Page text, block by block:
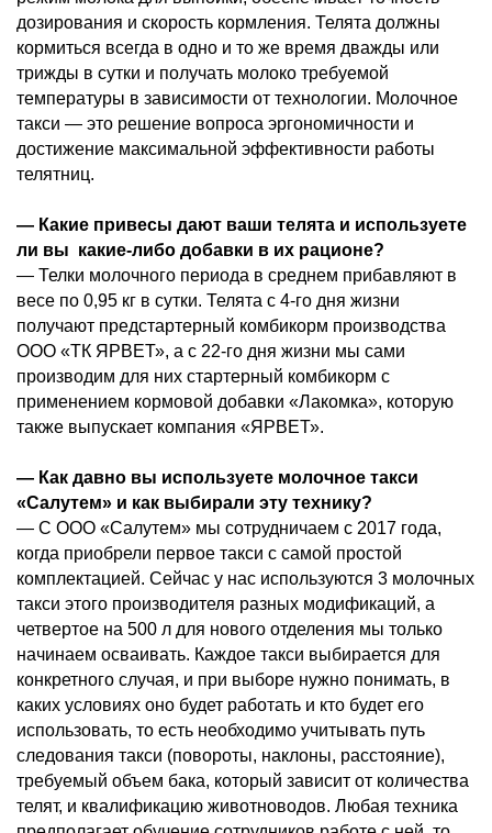
дозирования и скорость кормления. Телята должны
кормиться всегда в одно и то же время дважды или
трижды в сутки и получать молоко требуемой
температуры в зависимости от технологии. Молочное
такси — это решение вопроса эргономичности и
достижение максимальной эффективности работы
телятниц.
— Какие привесы дают ваши телята и используете
ли вы какие-либо добавки в их рационе?
— Телки молочного периода в среднем прибавляют в
весе по 0,95 кг в сутки. Телята с 4-го дня жизни
получают предстартерный комбикорм производства
ООО «ТК ЯРВЕТ», а с 22-го дня жизни мы сами
производим для них стартерный комбикорм с
применением кормовой добавки «Лакомка», которую
также выпускает компания «ЯРВЕТ».
— Как давно вы используете молочное такси
«Салутем» и как выбирали эту технику?
— С ООО «Салутем» мы сотрудничаем с 2017 года,
когда приобрели первое такси с самой простой
комплектацией. Сейчас у нас используются 3 молочных
такси этого производителя разных модификаций, а
четвертое на 500 л для нового отделения мы только
начинаем осваивать. Каждое такси выбирается для
конкретного случая, и при выборе нужно понимать, в
каких условиях оно будет работать и кто будет его
использовать, то есть необходимо учитывать путь
следования такси (повороты, наклоны, расстояние),
требуемый объем бака, который зависит от количества
телят, и квалификацию животноводов. Любая техника